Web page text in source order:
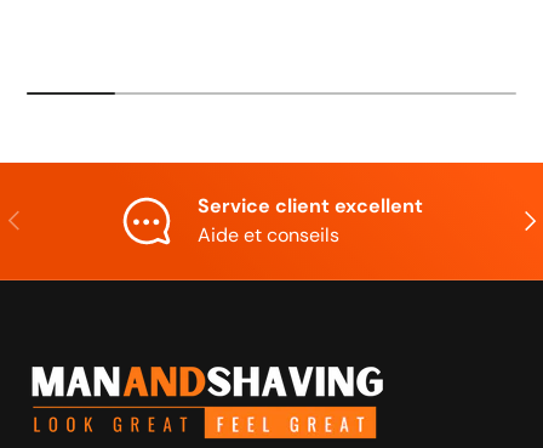
Précédent
Service client excellent
Aide et conseils